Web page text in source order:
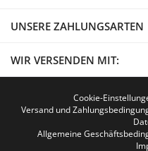
UNSERE ZAHLUNGSARTEN
WIR VERSENDEN MIT:
Cookie-
Versand und
Allgemeine